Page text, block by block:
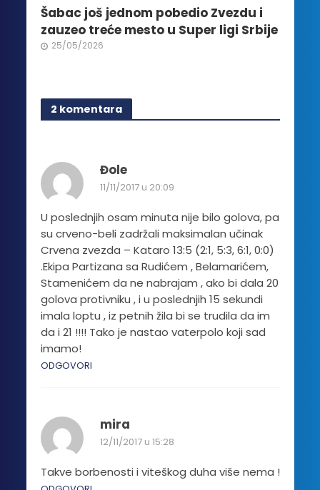
Šabac još jednom pobedio Zvezdu i
zauzeo treće mesto u Super ligi Srbije
25/05/2026
2 komentara
Đole
11/11/2017 u 20:09
U poslednjih osam minuta nije bilo golova, pa
su crveno-beli zadržali maksimalan učinak
Crvena zvezda – Kataro 13:5 (2:1, 5:3, 6:1, 0:0)
.Ekipa Partizana sa Rudićem , Belamarićem,
Stamenićem da ne nabrajam , ako bi dala 20
golova protivniku , i u poslednjih 15 sekundi
imala loptu , iz petnih žila bi se trudila da im
da i 21 !!!! Tako je nastao vaterpolo koji sad
imamo!
ODGOVORI
mira
12/11/2017 u 15:28
Takve borbenosti i viteškog duha više nema !